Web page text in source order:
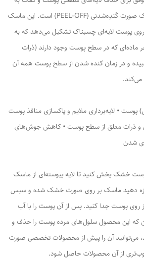
نوسازی سطح پوست، ماسک صورت کَندِه‌شدنی (PEEL-OFF) است. این ماسک
پوست لایه‌ای چسبناک تشکیل می‌دهد که به
که در سطح پوست وجود دارند (ذرات
و در زمان کنده شدن از سطح پوست همه آن
• لایه‌برداری ملایم و پاکسازی منافذ پوست
و ذرات معلق از سطح پوست • کاهش جوش‌های
شدن
خشک پخش کنید تا لایه پیوسته‌ای از ماسک
دهید ماسک بر روی صورت خشک شده و سپس
از روی پوست جدا کنید. پس از آن پوست را با آب
که این محصول سلول‌های مرده پوست را حذف و
می‌توانید آن را پیش از محصولات تخصصی صورت
از آن محصولات حاصل شود.